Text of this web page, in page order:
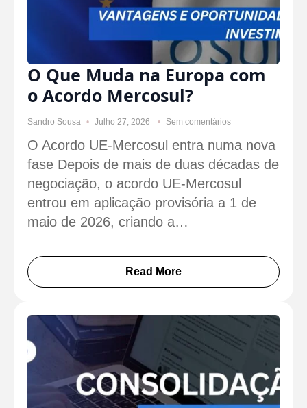
O Que Muda na Europa com
o Acordo Mercosul?
Sandro Sousa Julho 27, 2026 Sem comentários
O Acordo UE-Mercosul entra numa nova
fase Depois de mais de duas décadas de
negociação, o acordo UE-Mercosul
entrou em aplicação provisória a 1 de
maio de 2026, criando a…
Read More